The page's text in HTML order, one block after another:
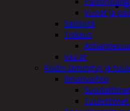
Vuoat ja
Säilöntä
Tiskaus
vaa'at
Kodin lämmitys ja
Ilmanvaihto